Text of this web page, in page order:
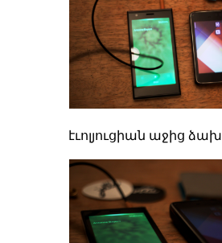
էւոլյուցիան աջից ձախ